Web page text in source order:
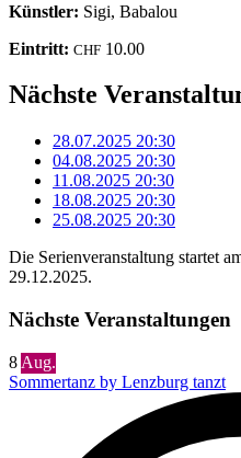
Künstler: Sigi, Babalou
Eintritt: CHF 10.00
Nächste
28.07.2025 20:30
04.08.2025 20:30
11.08.2025 20:30
18.08.2025 20:30
25.08.2025 20:30
Die Serienveranstaltung startet
29.12.2025.
Nächste Veranstaltungen
8 Aug.
Sommertanz by Lenzburg tanzt